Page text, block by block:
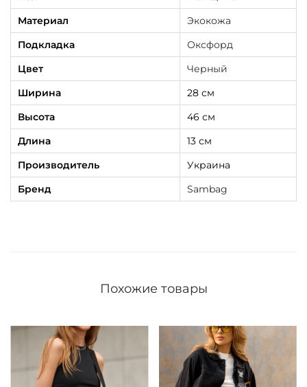
Материал
Экокожа
Подкладка
Оксфорд
Цвет
Черный
Ширина
28 см
Высота
46 см
Длина
13 см
Производитель
Украина
Бренд
Sambag
Похожие товары